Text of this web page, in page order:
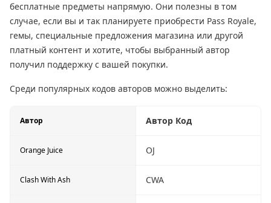
бесплатные предметы напрямую. Они полезны в том
случае, если вы и так планируете приобрести Pass Royale,
гемы, специальные предложения магазина или другой
платный контент и хотите, чтобы выбранный автор
получил поддержку с вашей покупки.
Среди популярных кодов авторов можно выделить:
Автор Автор Код
Orange Juice OJ
Clash With Ash CWA